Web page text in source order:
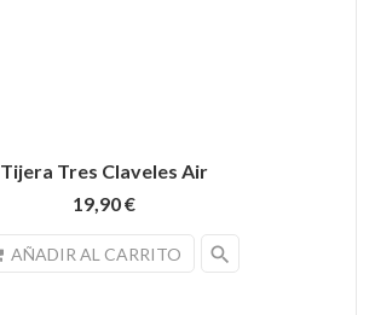
Tijera Tres Claveles Air
19,90 €
AÑADIR AL CARRITO search